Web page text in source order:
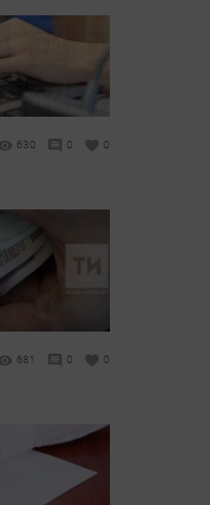
630 0 0
681 0 0